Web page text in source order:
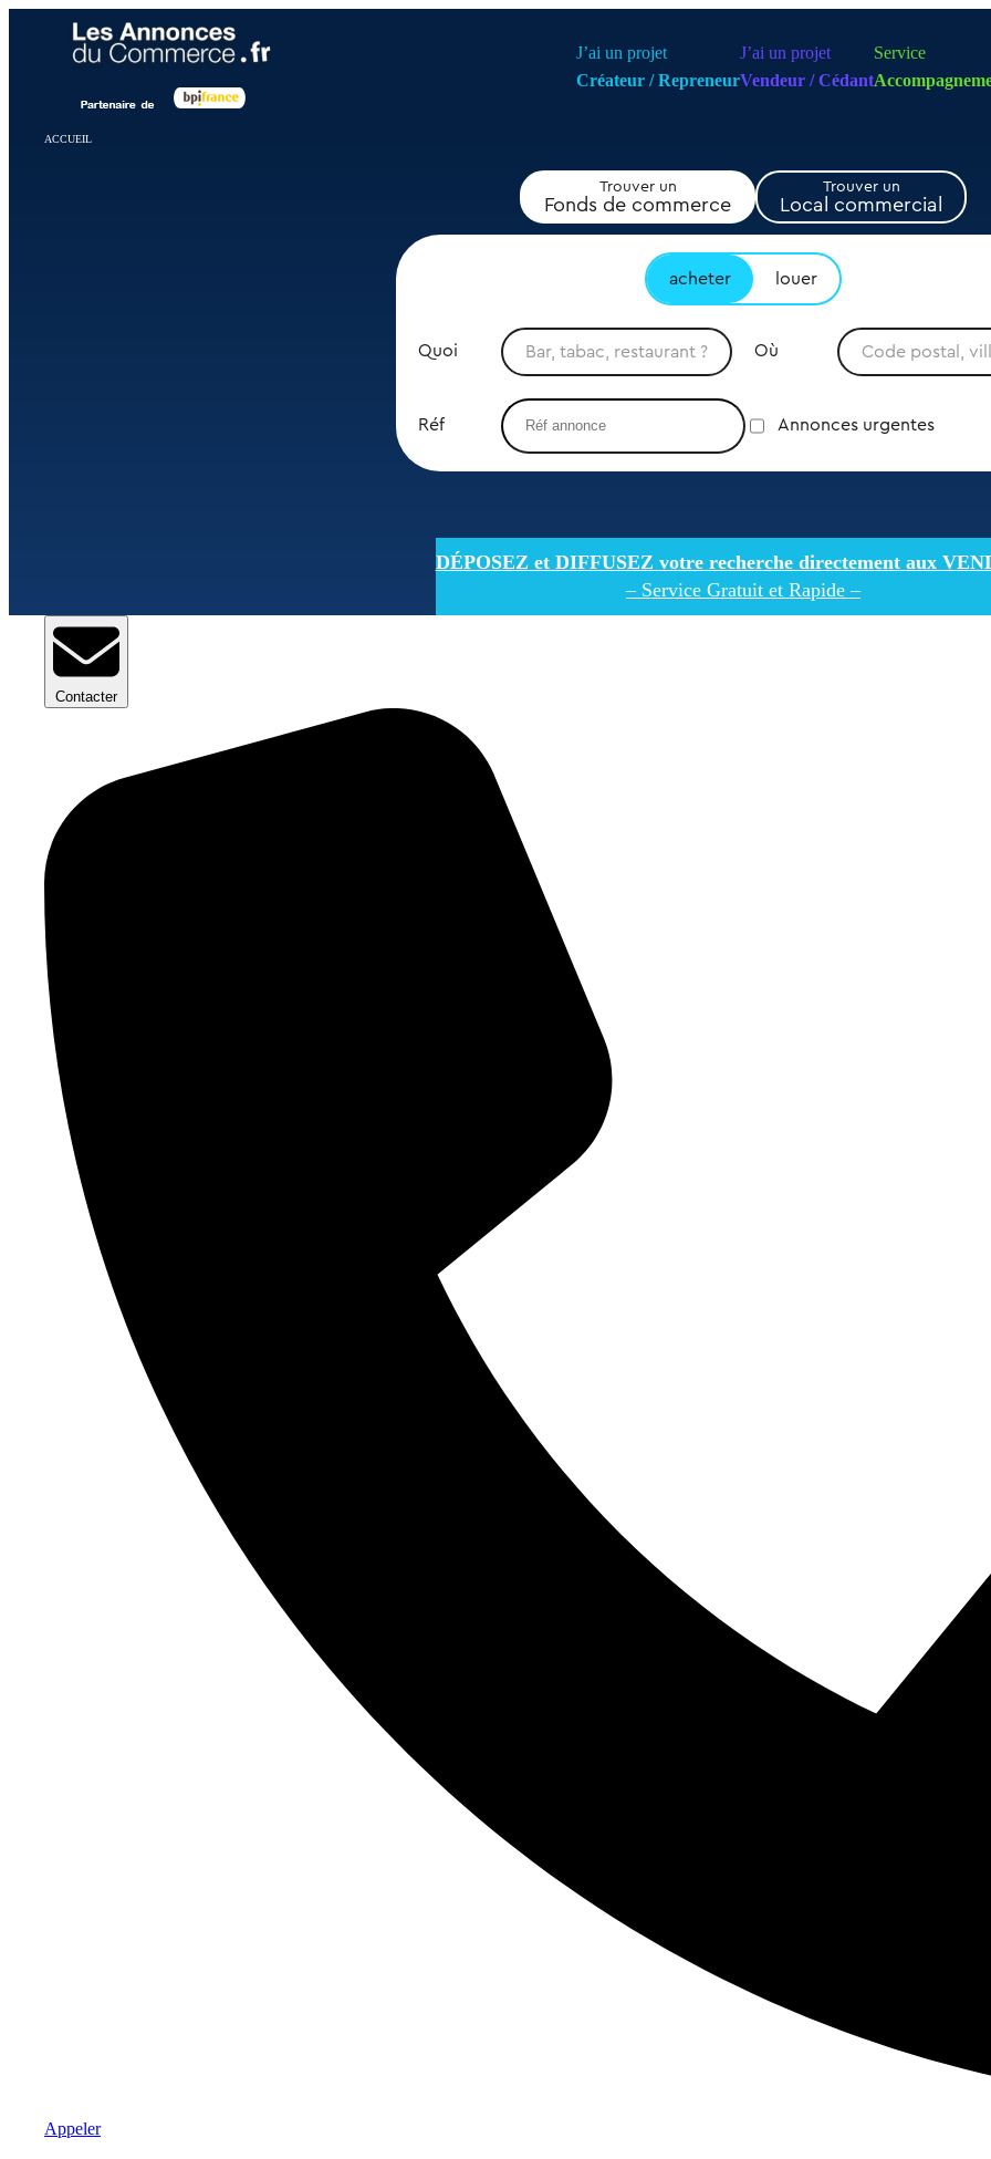
J’ai un projet
Créateur / Repreneur
J’ai un projet
Vendeur / Cédant
Service
ACCUEIL
Trouver un
Fonds de commerce
Trouver un
Local commercial
acheter louer
Quoi Où
Réf Annonces urgentes
DÉPOSEZ et DIFFUSEZ votre recherche directement aux
– Service Gratuit et Rapide –
Contacter
Appeler
Panneau de gestion des cookies